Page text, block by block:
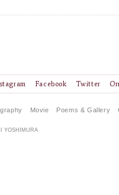
Twitter
Facebook
Movie Poems & Gallery
YOSHIMURA